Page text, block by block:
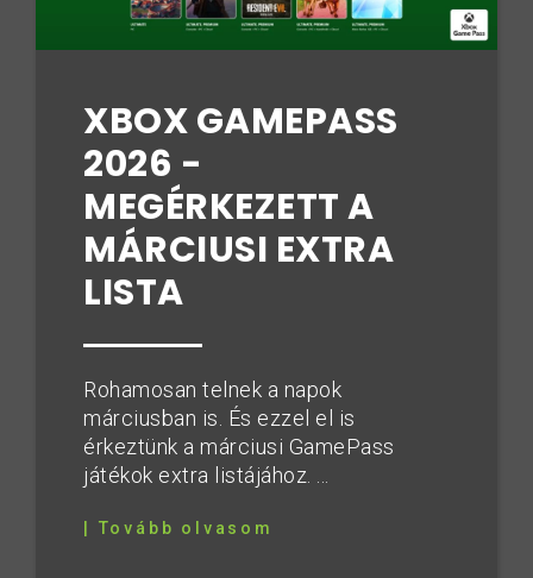
XBOX GAMEPASS
2026 -
MEGÉRKEZETT A
MÁRCIUSI EXTRA
LISTA
Rohamosan telnek a napok
márciusban is. És ezzel el is
érkeztünk a márciusi GamePass
játékok extra listájához. ...
| Tovább olvasom